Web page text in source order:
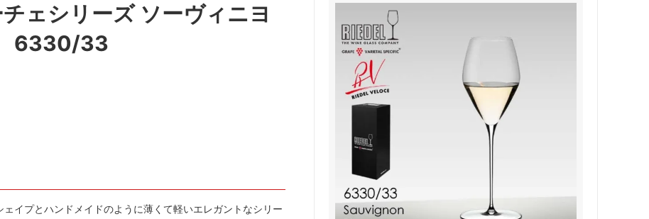
ストッパー・ラック・セラー 勉強・遊ぶアイテム
お買い物でJALマイルがたまる
ィにオススメアイテム 試飲会・ワイン会におすすめ商品
ェシリーズ ソーヴィニヨ
6330/33
イプとハンドメイドのように薄くて軽いエレガントなシリー